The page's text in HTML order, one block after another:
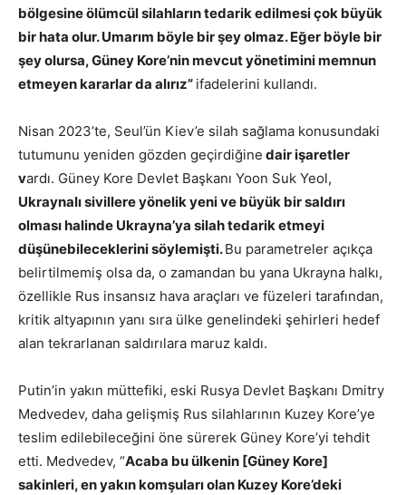
bölgesine ölümcül silahların tedarik edilmesi çok büyük
bir hata olur. Umarım böyle bir şey olmaz. Eğer böyle bir
şey olursa, Güney Kore’nin mevcut yönetimini memnun
etmeyen kararlar da alırız” ifadelerini kullandı.
Nisan 2023’te, Seul’ün Kiev’e silah sağlama konusundaki
tutumunu yeniden gözden geçirdiğine dair işaretler
vardı. Güney Kore Devlet Başkanı Yoon Suk Yeol,
Ukraynalı sivillere yönelik yeni ve büyük bir saldırı
olması halinde Ukrayna’ya silah tedarik etmeyi
düşünebileceklerini söylemişti.Bu parametreler açıkça
belirtilmemiş olsa da, o zamandan bu yana Ukrayna halkı,
özellikle Rus insansız hava araçları ve füzeleri tarafından,
kritik altyapının yanı sıra ülke genelindeki şehirleri hedef
alan tekrarlanan saldırılara maruz kaldı.
Putin’in yakın müttefiki, eski Rusya Devlet Başkanı Dmitry
Medvedev, daha gelişmiş Rus silahlarının Kuzey Kore’ye
teslim edilebileceğini öne sürerek Güney Kore’yi tehdit
etti. Medvedev, “Acaba bu ülkenin [Güney Kore]
sakinleri, en yakın komşuları olan Kuzey Kore’deki